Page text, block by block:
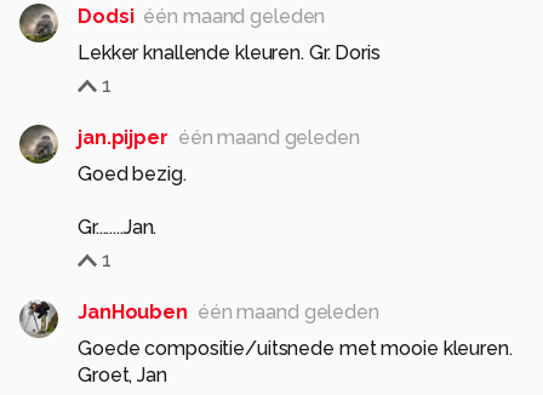
Dodsi één maand geleden
Lekker knallende kleuren. Gr. Doris
1
jan.pijper één maand geleden
Goed bezig.
Gr........Jan.
1
JanHouben één maand geleden
Goede compositie/uitsnede met mooie kleuren.
Groet, Jan